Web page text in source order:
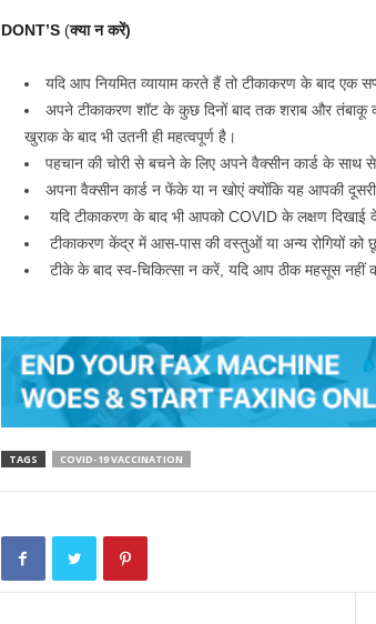
DONT’S(क्या न करें)
यदि आप नियमित व्यायाम करते हैं तो टीकाकरण के बाद एक
अपने टीकाकरण शॉट के कुछ दिनों बाद तक शराब और तंबाकू
खुराक के बाद भी उतनी ही महत्वपूर्ण है।
पहचान की चोरी से बचने के लिए अपने वैक्सीन कार्ड के साथ
अपना वैक्सीन कार्ड न फेंके या न खोएं क्योंकि यह आपकी
यदि टीकाकरण के बाद भी आपको COVID के लक्षण
टीकाकरण केंद्र में आस-पास की वस्तुओं या अन्य रोगियों को
टीके के बाद स्व-चिकित्सा न करें, यदि आप ठीक महसूस नहीं
TAGS COVID-19 VACCINATION